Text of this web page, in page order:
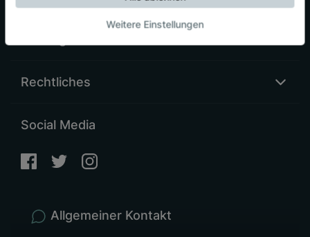
Rechtliches
Social Media
Allgemeiner Kontakt
Weitere Einstellungen